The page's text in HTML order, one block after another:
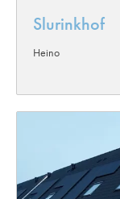
Slurinkhof
Heino